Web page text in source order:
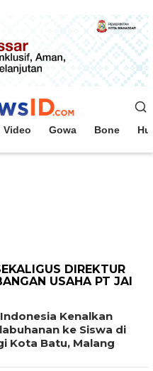
Video Gowa Bone
DIREKTUR
USAHA PT JAI
Kenalkan
ke Siswa di
Kota Batu, Malang